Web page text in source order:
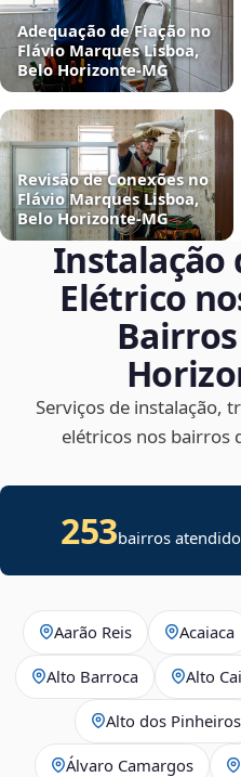
Adequação de Fiação no
Flávio Marques Lisboa,
Belo Horizonte‑MG
Revisão de Conexões no
Flávio Marques Lisboa,
Belo Horizonte‑MG
Instalação
Elétrico
Serviços de instalação,
elétricos nos bairros
253bairros
Aarão Reis Acaiaca
Alto Barroca Alto
Alto dos Pinheiros
Álvaro Camargos